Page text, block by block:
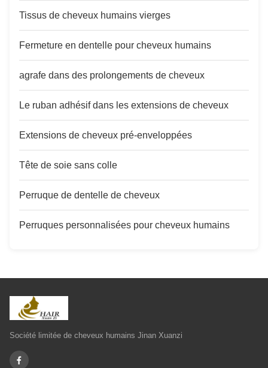
Tissus de cheveux humains vierges
Fermeture en dentelle pour cheveux humains
agrafe dans des prolongements de cheveux
Le ruban adhésif dans les extensions de cheveux
Extensions de cheveux pré-enveloppées
Tête de soie sans colle
Perruque de dentelle de cheveux
Perruques personnalisées pour cheveux humains
Société limitée de cheveux humains Jinan Xuanzi